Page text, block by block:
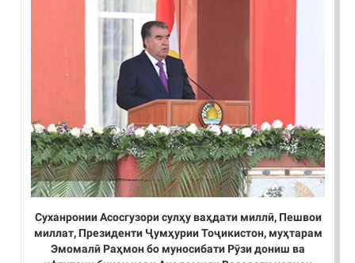
Суханронии Асосгузори сулҳу ваҳдати миллӣ, Пешвои
миллат, Президенти Ҷумҳурии Тоҷикистон, муҳтарам
Эмомалӣ Раҳмон бо муносибати Рӯзи дониш ва